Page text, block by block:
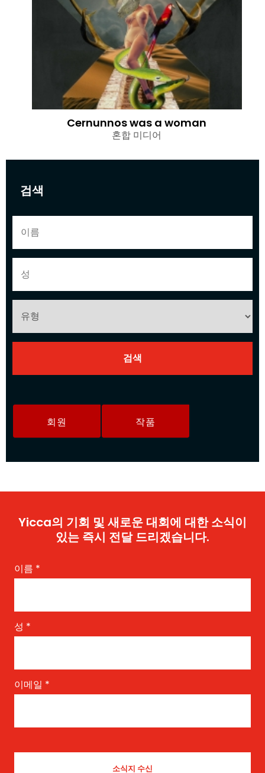
검색
회원 작품
Cernunnos was a woman
혼합 미디어
Yicca의 기회 및 새로운 대회에 대한 소식이
있는 즉시 전달 드리겠습니다.
이름 *
성 *
이메일 *